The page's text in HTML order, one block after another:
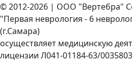
©2012-2026 | ООО "Вертебра"
"Первая неврология - 6
(г.Самара)
осуществляет медицинскую
лицензии Л041-01184-63/